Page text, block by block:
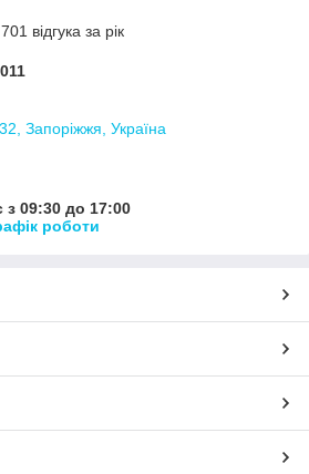
відгука за рік
Запоріжжя, Україна
з 09:30 до 17:00
роботи